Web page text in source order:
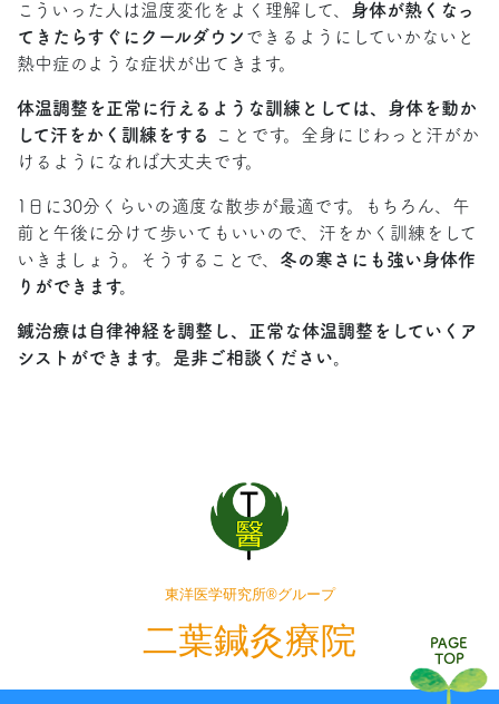
こういった人は温度変化をよく理解して、 身体が熱くなっ
てきたらすぐにクールダウン できるようにしていかないと
熱中症のような症状が出てきます。
体温調整を正常に行えるような訓練としては、身体を動か
して汗をかく訓練をする
ことです。全身にじわっと汗がか
けるようになれば大丈夫です。
1日に30分くらいの適度な散歩が最適です。もちろん、午
前と午後に分けて歩いてもいいので、汗をかく訓練をして
いきましょう。そうすることで、 冬の寒さにも強い身体作
りができます。
鍼治療は自律神経を調整し、正常な体温調整をしていくア
シストができます。是非ご相談ください。
東洋医学研究所®グループ
二葉鍼灸療院
PAGE
TOP